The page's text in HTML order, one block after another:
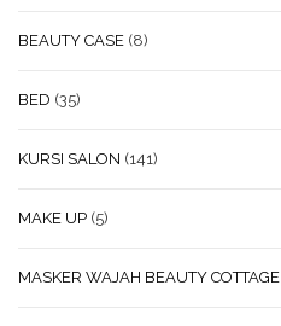
BEAUTY CASE (8)
BED (35)
KURSI SALON (141)
MAKE UP (5)
MASKER WAJAH BEAUTY COTTAGE